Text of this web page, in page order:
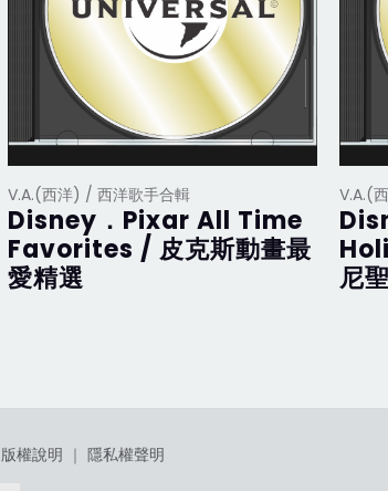
V.A.(西洋) / 西洋歌手合輯
Disney．Pixar All Time
Favorites / 皮克斯動畫最
愛精選
V.A.(
尼
版權說明 ｜ 隱私權聲明